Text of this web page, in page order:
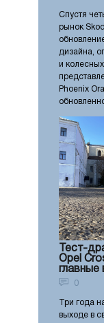
Спустя
рынок
дизайна,
и
Phoenix
Тест-
Opel
главные
0
Три года
выходе в